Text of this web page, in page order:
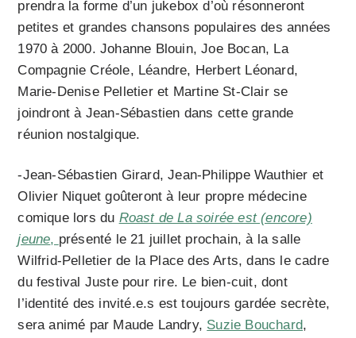
prendra la forme d’un jukebox d’où résonneront
petites et grandes chansons populaires des années
1970 à 2000. Johanne Blouin, Joe Bocan, La
Compagnie Créole, Léandre, Herbert Léonard,
Marie-Denise Pelletier et Martine St-Clair se
joindront à Jean-Sébastien dans cette grande
réunion nostalgique.
-Jean-Sébastien Girard, Jean-Philippe Wauthier et
Olivier Niquet goûteront à leur propre médecine
comique lors du Roast de La soirée est (encore)
jeune, présenté le 21 juillet prochain, à la salle
Wilfrid-Pelletier de la Place des Arts, dans le cadre
du festival Juste pour rire. Le bien-cuit, dont
l’identité des invité.e.s est toujours gardée secrète,
sera animé par Maude Landry, Suzie Bouchard,